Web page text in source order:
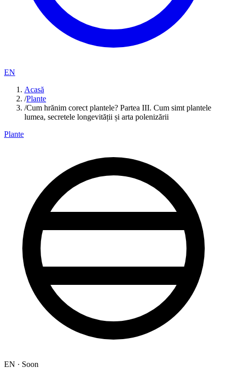
EN
Acasă
/Plante
/Cum hrănim corect plantele? Partea III. Cum simt plantele
lumea, secretele longevității și arta polenizării
Plante
EN · Soon